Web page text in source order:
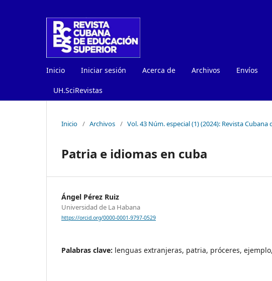
Inicio Iniciar sesión Acerca de Archivos Envíos
UH.SciRevistas
Inicio / Archivos / Vol. 43 Núm. especial (1) (2024): Revista
Patria e idiomas en cuba
Ángel Pérez Ruiz
Universidad de La Habana
https://orcid.org/0000-0001-9797-0529
Palabras clave: lenguas extranjeras, patria, próceres,